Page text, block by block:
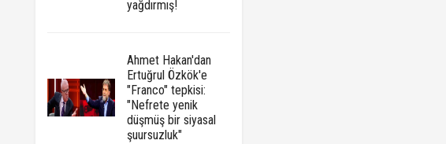
yağdırmış!
Ahmet Hakan'dan
Ertuğrul Özkök'e
"Franco" tepkisi:
"Nefrete yenik
düşmüş bir siyasal
şuursuzluk"